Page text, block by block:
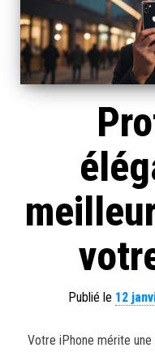
Publié le 12
Votre iPhone mérite